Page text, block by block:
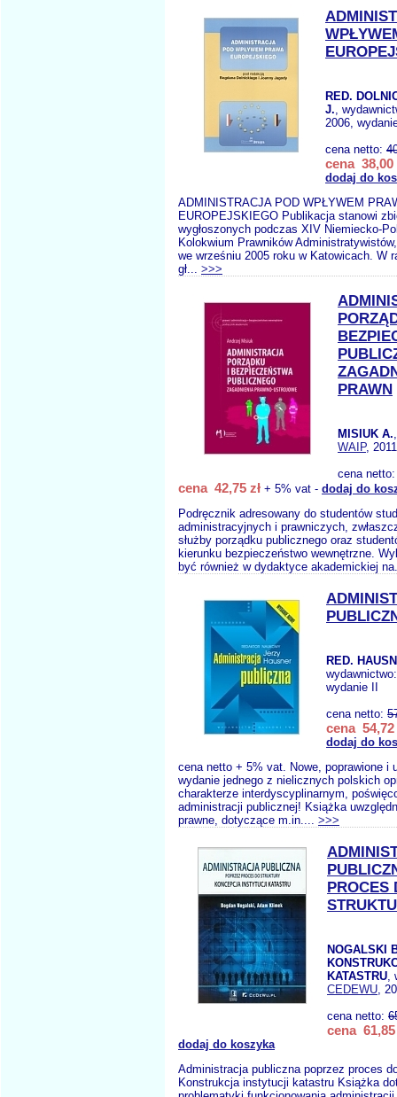
RED.
J.,
2006,
cena netto:
cena 38,00
dodaj do
ADMINISTRACJA POD WPŁYWEM
EUROPEJSKIEGO Publikacja stanowi
wygłoszonych podczas XIV Niemiecko-
Kolokwium Prawników
we wrześniu 2005 roku w Katowicach. W
gł... >>>
PRAWN
MISIUK A.
WAIP,
cena
cena 42,75 zł + 5% vat - dodaj do
Podręcznik adresowany do studentów
administracyjnych i prawniczych,
służby porządku publicznego oraz
kierunku bezpieczeństwo wewnętrzne.
być również w dydaktyce akademickiej
RED.
wydanie II
cena netto:
cena 54,72
dodaj do
cena netto + 5% vat. Nowe, poprawione i
wydanie jednego z nielicznych polskich
charakterze interdyscyplinarnym,
administracji publicznej! Książka
prawne, dotyczące m.in.... >>>
PROCES
NOGALSKI
KATASTRU,
CEDEWU,
cena netto:
cena 61,85
dodaj do koszyka
Administracja publiczna poprzez proces
Konstrukcja instytucji katastru Książka